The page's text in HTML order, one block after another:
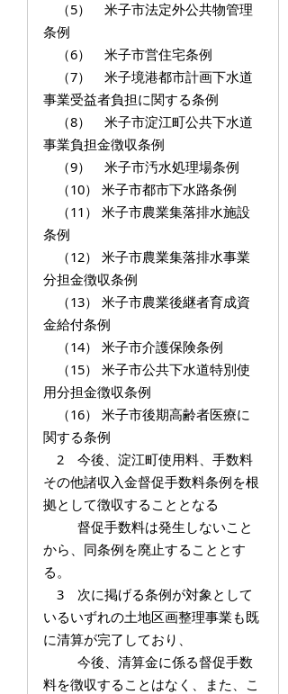
（5） 米子市法定外公共物管理
条例
（6） 米子市営住宅条例
（7） 米子境港都市計画下水道
事業受益者負担に関する条例
（8） 米子市淀江町公共下水道
事業負担金徴収条例
（9） 米子市汚水処理場条例
（10） 米子市都市下水路条例
（11） 米子市農業集落排水施設
条例
（12） 米子市農業集落排水事業
分担金徴収条例
（13） 米子市農業後継者育成資
金給付条例
（14） 米子市介護保険条例
（15） 米子市公共下水道特別使
用分担金徴収条例
（16） 米子市後期高齢者医療に
関する条例
2 今後、淀江町使用料、手数料
その他諸収入金督促手数料条例を根
拠として徴収することとなる
督促手数料は発生しないこと
から、同条例を廃止することとす
る。
3 次に掲げる条例が対象として
いるいずれの土地区画整理事業も既
に清算が完了しており、
今後、清算金に係る督促手数
料を徴収することはなく、また、こ